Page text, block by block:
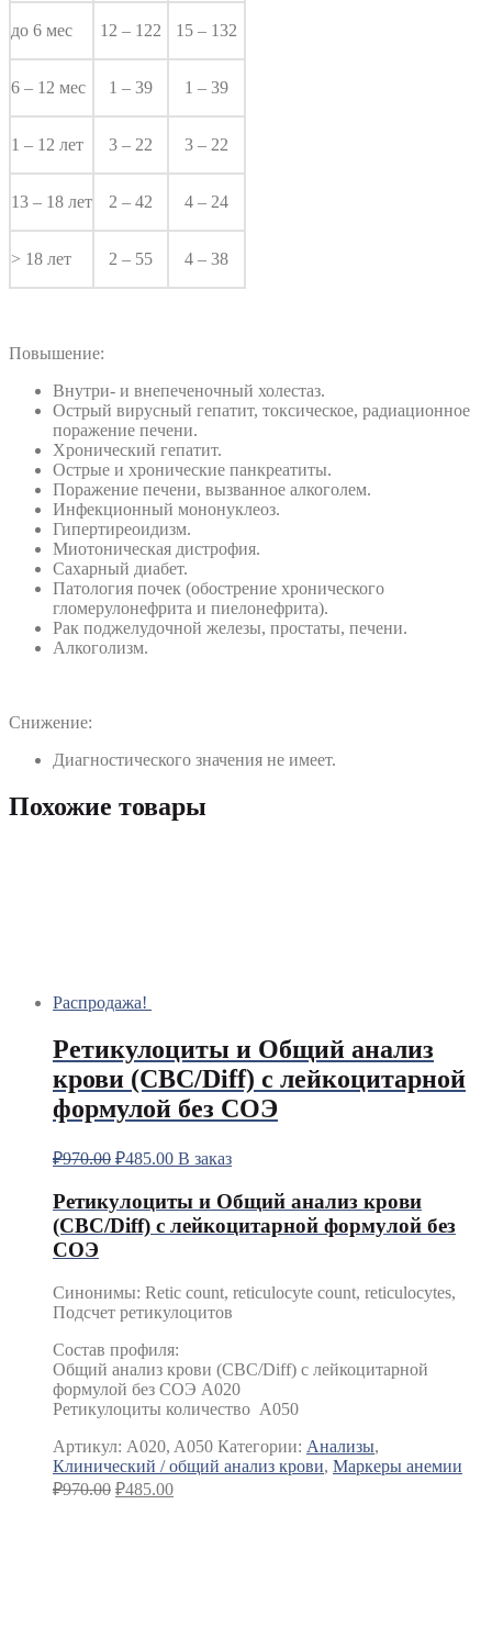
до 6 мес 12 – 122 15 – 132
6 – 12 мес 1 – 39 1 – 39
1 – 12 лет 3 – 22 3 – 22
13 – 18 лет 2 – 42 4 – 24
> 18 лет 2 – 55 4 – 38
Повышение:
Внутри- и внепеченочный холестаз.
Острый вирусный гепатит, токсическое, радиационное
поражение печени.
Хронический гепатит.
Острые и хронические панкреатиты.
Поражение печени, вызванное алкоголем.
Инфекционный мононуклеоз.
Гипертиреоидизм.
Миотоническая дистрофия.
Сахарный диабет.
Патология почек (обострение хронического
гломерулонефрита и пиелонефрита).
Рак поджелудочной железы, простаты, печени.
Алкоголизм.
Снижение:
Диагностического значения не имеет.
Похожие товары
Распродажа!
Ретикулоциты и Общий анализ
крови (CBC/Diff) с лейкоцитарной
формулой без СОЭ
₽970.00 ₽485.00 В заказ
Ретикулоциты и Общий анализ крови
(CBC/Diff) с лейкоцитарной формулой без
СОЭ
Синонимы: Retic count, reticulocyte count, reticulocytes,
Подсчет ретикулоцитов
Состав профиля:
Общий анализ крови (CBC/Diff) с лейкоцитарной
формулой без СОЭ A020
Ретикулоциты количество A050
Артикул: A020, A050 Категории: Анализы,
Клинический / общий анализ крови, Маркеры анемии
₽970.00 ₽485.00